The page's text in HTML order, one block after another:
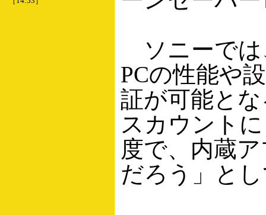
ソニーでは
PCの性能や
証が可能と
スカウント
度で、内蔵
だろう」と